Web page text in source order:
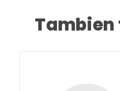
Tambien